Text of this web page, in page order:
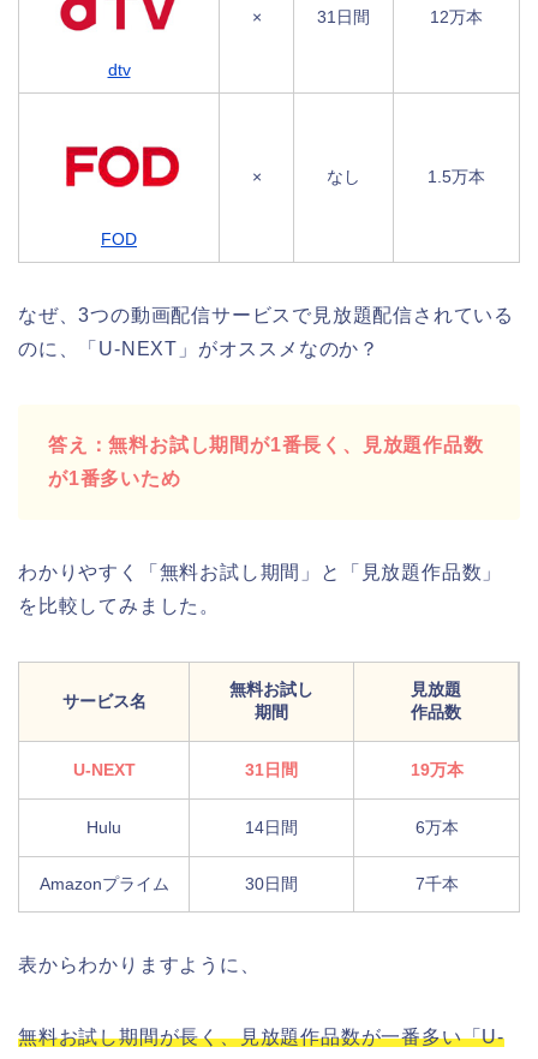
dtv
× 31日間 12万本
FOD
× なし 1.5万本
なぜ、3つの動画配信サービスで見放題配信されている
のに、「U-NEXT」がオススメなのか？
答え：無料お試し期間が1番長く、見放題作品数
が1番多いため
わかりやすく「無料お試し期間」と「見放題作品数」
を比較してみました。
サービス名
無料お試し
期間
見放題
作品数
U-NEXT 31日間 19万本
Hulu 14日間 6万本
Amazonプライム 30日間 7千本
表からわかりますように、
無料お試し期間が長く、見放題作品数が一番多い「U-